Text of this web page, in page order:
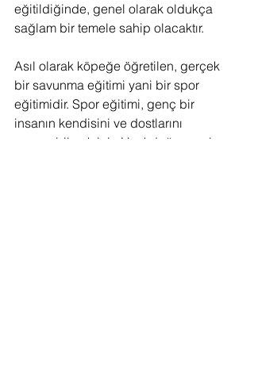
eğitildiğinde, genel olarak oldukça
sağlam bir temele sahip olacaktır.
Asıl olarak köpeğe öğretilen, gerçek
bir savunma eğitimi yani bir spor
eğitimidir. Spor eğitimi, genç bir
insanın kendisini ve dostlarını
savunabilmek için Uzakdoğu sporlarını